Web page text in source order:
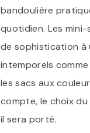
bandoulière
quotidien. Les
de sophistication à
intemporels
les sacs aux
compte, le choix
il sera porté.